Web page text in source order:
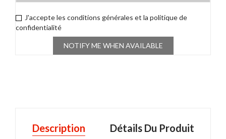
J'accepte les conditions générales et la politique de
confidentialité
NOTIFY ME WHEN AVAILABLE
Description Détails Du Produit